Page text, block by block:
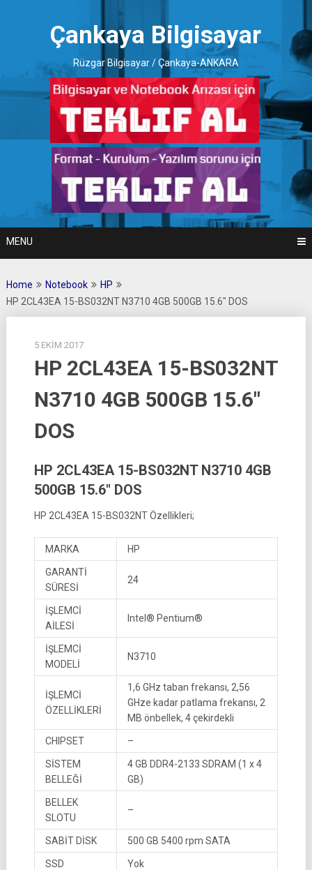
Çankaya Bilgisayar
Rüzgar Bilgisayar / Çankaya-ANKARA
MENU
Home Notebook
HP
HP 2CL43EA 15-BS032NT N3710 4GB 500GB 15.6″ DOS
5 EKIM 2017
HP 2CL43EA 15-BS032NT
N3710 4GB 500GB 15.6″
DOS
HP 2CL43EA 15-BS032NT N3710 4GB
500GB 15.6″ DOS
HP 2CL43EA 15-BS032NT Özellikleri;
MARKA HP
GARANTİ
SÜRESİ
24
İŞLEMCİ
AİLESİ
Intel® Pentium®
İŞLEMCİ
MODELİ
N3710
İŞLEMCİ
ÖZELLİKLERİ
1,6 GHz taban frekansı, 2,56
GHze kadar patlama frekansı, 2
MB önbellek, 4 çekirdekli
CHIPSET –
SİSTEM
BELLEĞİ
4 GB DDR4-2133 SDRAM (1 x 4
GB)
BELLEK
SLOTU
–
SABİT DİSK 500 GB 5400 rpm SATA
SSD Yok